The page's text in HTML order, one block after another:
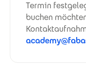
Termin
buchen